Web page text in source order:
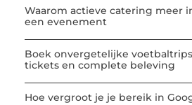
Waarom actieve catering meer
een evenement
Boek onvergetelijke
tickets en complete beleving
Hoe vergroot je je bereik in